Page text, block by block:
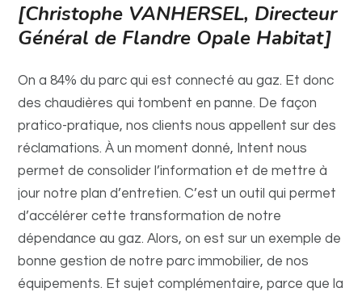
[Christophe VANHERSEL, Directeur
Général de Flandre Opale Habitat]
On a 84% du parc qui est connecté au gaz. Et donc
des chaudières qui tombent en panne. De façon
pratico-pratique, nos clients nous appellent sur des
réclamations. À un moment donné, Intent nous
permet de consolider l’information et de mettre à
jour notre plan d’entretien.C’est un outil qui permet
d’accélérer cette transformation de notre
dépendance au gaz. Alors, on est sur un exemple de
bonne gestion de notre parc immobilier, de nos
équipements. Et sujet complémentaire, parce que la